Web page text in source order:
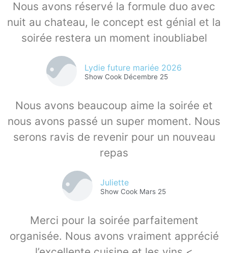
Nous avons réservé la formule duo avec
nuit au chateau, le concept est génial et la
soirée restera un moment inoubliabel
Lydie future mariée 2026
Show Cook Décembre 25
Nous avons beaucoup aime la soirée et
nous avons passé un super moment. Nous
serons ravis de revenir pour un nouveau
repas
Juliette
Show Cook Mars 25
Merci pour la soirée parfaitement
organisée. Nous avons vraiment apprécié